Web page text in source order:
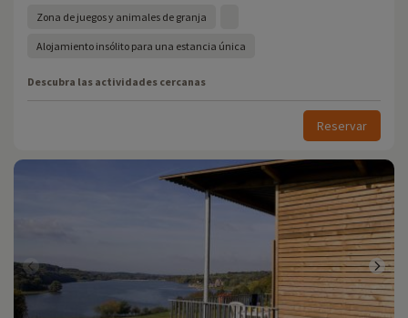
Zona de juegos y animales de granja
Alojamiento insólito para una estancia única
Descubra las actividades cercanas
Reservar